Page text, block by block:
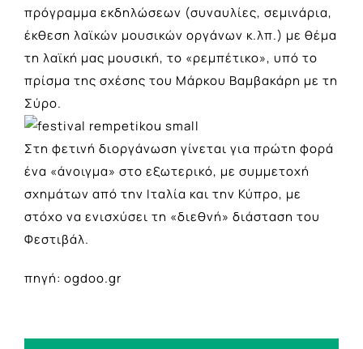
πρόγραμμα εκδηλώσεων (συναυλίες, σεμινάρια,
έκθεση λαϊκών μουσικών οργάνων κ.λπ.) με θέμα
τη λαϊκή μας μουσική, το «ρεμπέτικο», υπό το
πρίσμα της σχέσης του Μάρκου Βαμβακάρη με τη
Σύρο.
Στη φετινή διοργάνωση γίνεται για πρώτη φορά
ένα «άνοιγμα» στο εξωτερικό, με συμμετοχή
σχημάτων από την Ιταλία και την Κύπρο, με
στόχο να ενισχύσει τη «διεθνή» διάσταση του
Φεστιβάλ.
πηγή: ogdoo.gr